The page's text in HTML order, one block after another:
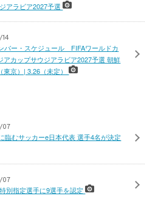
アラビア2027予選
バー・スケジュール FIFAワールドカ
アカップサウジアラビア2027予選 朝鮮
東京）| 3.26（未定）
07
臨むサッカーe日本代表 選手4名が決定
07
別指定選手に9選手を認定